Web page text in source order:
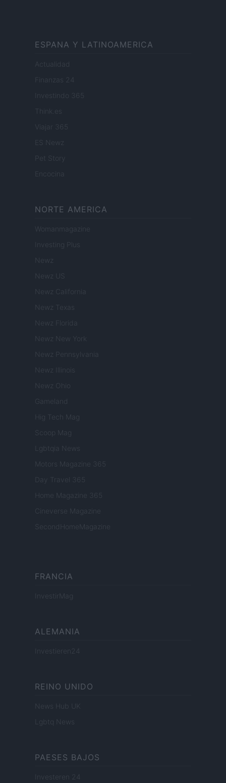
ESPANA Y LATINOAMERICA
Actualidad
Finanzas 24
Investindo 365
Think.es
Viajar 365
ES Newz
Encocina
NORTE AMERICA
Womanmagazine
Investing Plus
Newz
Newz US
Newz California
Newz Texas
Newz Florida
Newz New York
Newz Pennsylvania
Newz Illinois
Newz Ohio
Gameland
Hig Tech Mag
Scoop Mag
Lgbtqia News
Motors Magazine 365
Day Travel 365
Home Magazine 365
Cineverse Magazine
SecondHomeMagazine
FRANCIA
InvestirMag
ALEMANIA
Investieren24
REINO UNIDO
News Hub UK
Lgbtq News
PAESES BAJOS
Investeren 24